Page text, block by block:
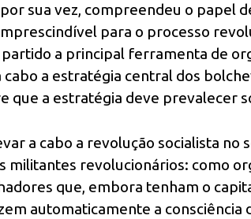
sua vez, compreendeu o papel
para o processo
a principal ferramenta de
cabo a estratégia central dos
que a estratégia deve prevalecer
a cabo a revolução socialista no
militantes revolucionários: como
que, embora tenham o
automaticamente a consciência